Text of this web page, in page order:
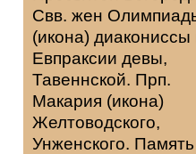
Свв. жен
(икона) диакониссы
Евпраксии девы,
Тавеннской. Прп.
Макария (икона)
Желтоводского,
Унженского. Память